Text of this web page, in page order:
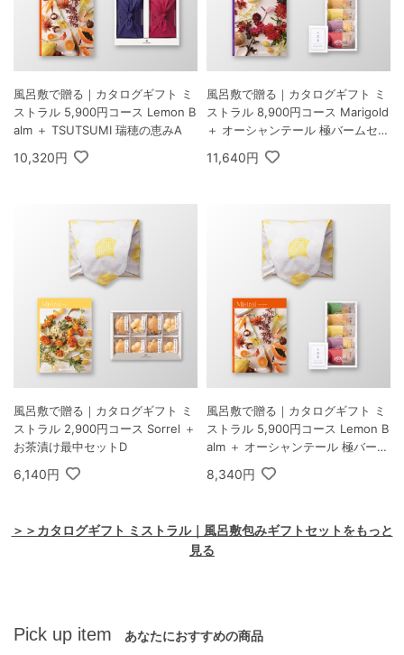
風呂敷で贈る｜カタログギフト ミ
ストラル 5,900円コース Lemon B
alm ＋ TSUTSUMI 瑞穂の恵みA
10,320円
風呂敷で贈る｜カタログギフト ミ
ストラル 8,900円コース Marigold
＋ オーシャンテール 極バームセッ
11,640円
風呂敷で贈る｜カタログギフト ミ
ストラル 2,900円コース Sorrel ＋
お茶漬け最中セットD
6,140円
風呂敷で贈る｜カタログギフト ミ
ストラル 5,900円コース Lemon B
alm ＋ オーシャンテール 極バーム
8,340円
＞＞カタログギフト ミストラル｜風呂敷包みギフトセットをもっと
見る
Pick up item あなたにおすすめの商品